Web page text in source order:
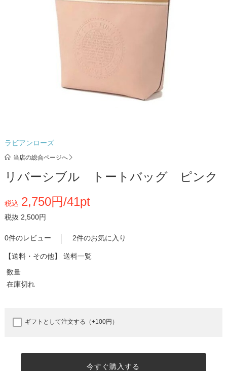
ラビアンローズ
当店の総合ページへ
リバーシブル トートバッグ ピンク
税込 2,750円/41pt
税抜 2,500円
0件のレビュー 2件のお気に入り
【送料・その他】 送料一覧
数量
在庫切れ
ギフトとして注文する（+100円）
今すぐ購入する